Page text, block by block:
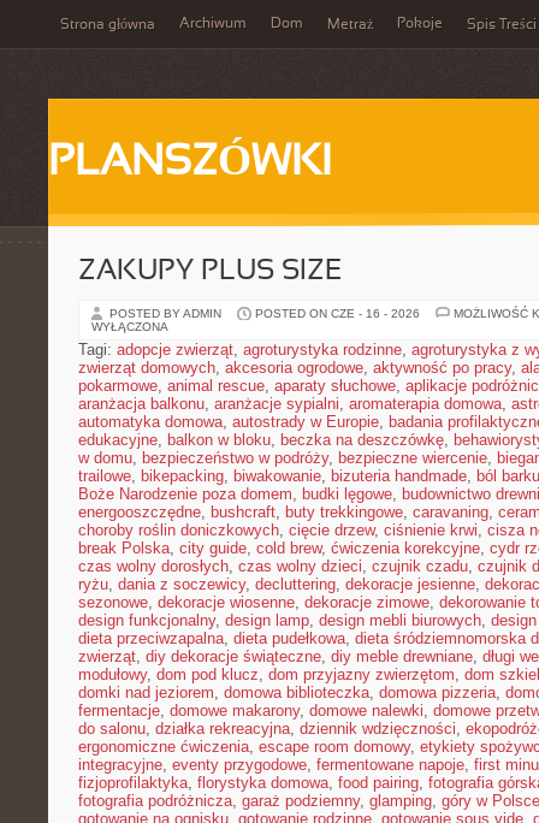
Strona główna Archiwum Dom Metraż Pokoje Spis Treści
PLANSZÓWKI
ZAKUPY PLUS SIZE
POSTED BY ADMIN POSTED ON CZE - 16 - 2026
MOŻLIWOŚĆ
WYŁĄCZONA
Tagi: adopcje zwierząt, agroturystyka rodzinne, agroturystyka z
zwierząt domowych, akcesoria ogrodowe, aktywność po pracy,
pokarmowe, animal rescue, aparaty słuchowe, aplikacje
aranżacja balkonu, aranżacje sypialni, aromaterapia domowa,
automatyka domowa, autostrady w Europie, badania
edukacyjne, balkon w bloku, beczka na deszczówkę,
w domu, bezpieczeństwo w podróży, bezpieczne wiercenie,
trailowe, bikepacking, biwakowanie, bizuteria handmade, ból barku
Boże Narodzenie poza domem, budki lęgowe, budownictwo
energooszczędne, bushcraft, buty trekkingowe, caravaning,
choroby roślin doniczkowych, cięcie drzew, ciśnienie krwi, cisza
break Polska, city guide, cold brew, ćwiczenia korekcyjne, cydr
czas wolny dorosłych, czas wolny dzieci, czujnik czadu, czujnik
ryżu, dania z soczewicy, decluttering, dekoracje jesienne,
sezonowe, dekoracje wiosenne, dekoracje zimowe, dekorowanie
design funkcjonalny, design lamp, design mebli biurowych,
dieta przeciwzapalna, dieta pudełkowa, dieta śródziemnomorska
zwierząt, diy dekoracje świąteczne, diy meble drewniane, długi
modułowy, dom pod klucz, dom przyjazny zwierzętom, dom
domki nad jeziorem, domowa biblioteczka, domowa pizzeria,
fermentacje, domowe makarony, domowe nalewki, domowe
do salonu, działka rekreacyjna, dziennik wdzięczności,
ergonomiczne ćwiczenia, escape room domowy, etykiety
integracyjne, eventy przygodowe, fermentowane napoje, first
fizjoprofilaktyka, florystyka domowa, food pairing, fotografia
fotografia podróżnicza, garaż podziemny, glamping, góry w Polsce
gotowanie na ognisku, gotowanie rodzinne, gotowanie sous vide,